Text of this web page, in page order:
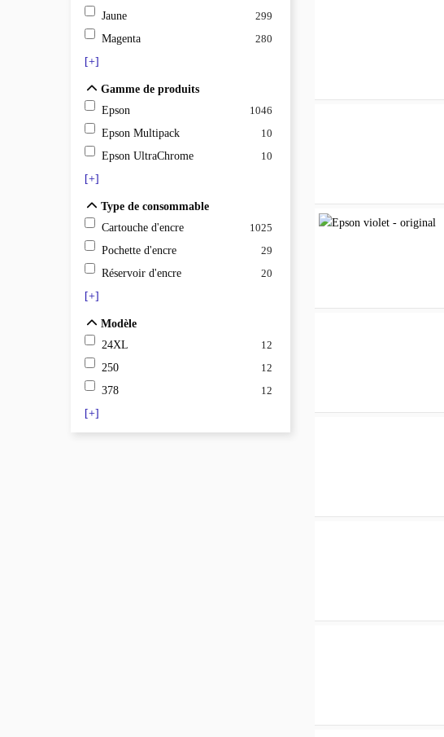
Jaune
299
Magenta
280
[+]
Gamme de produits
Epson
1046
Epson Multipack
10
Epson UltraChrome
10
[+]
Type de consommable
Cartouche d'encre
1025
Pochette d'encre
29
Réservoir d'encre
20
[+]
Modèle
24XL
12
250
12
378
12
[+]